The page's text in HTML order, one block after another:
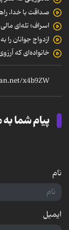
صداقت با خدا،
اسراف؛ تله‌ای
ازدواج جوانان را
خانواده‌ای که
پیام شما به
نام
ایمیل